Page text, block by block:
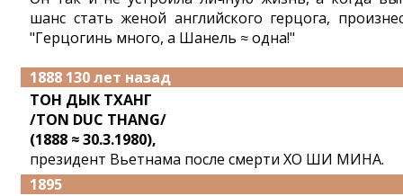
шанс стать женой английского герцога,
"Герцогинь много, а Шанель ≈ одна!"
1888 130 лет назад
ТОН ДЫК ТХАНГ
/TON DUC THANG/
(1888 ≈ 30.3.1980),
президент Вьетнама после смерти ХО ШИ МИНА.
1895